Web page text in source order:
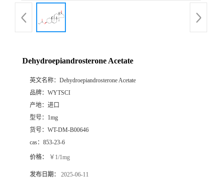
Dehydroepiandrosterone Acetate
英文名称： Dehydroepiandrosterone Acetate
品牌： WYTSCI
产地： 进口
型号： 1mg
货号： WT-DM-B00646
cas： 853-23-6
价格： ￥1/1mg
发布日期： 2025-06-11